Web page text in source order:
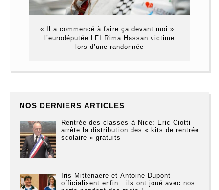
« Il a commencé à faire ça devant moi » :
l’eurodéputée LFI Rima Hassan victime
lors d’une randonnée
NOS DERNIERS ARTICLES
Rentrée des classes à Nice: Éric Ciotti
arrête la distribution des « kits de rentrée
scolaire » gratuits
Iris Mittenaere et Antoine Dupont
officialisent enfin : ils ont joué avec nos